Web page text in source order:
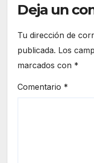
Deja un
Tu dirección de
publicada. Los
marcados con *
Comentario *